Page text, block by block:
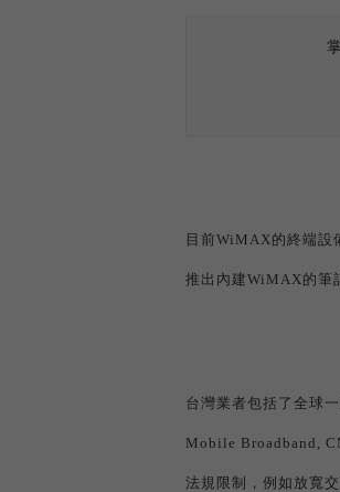
目前WiMAX 的終端設
推出內建WiMAX 的筆
台灣業者包括了全球
Mobile Broadband,
法規限制，例如放寬